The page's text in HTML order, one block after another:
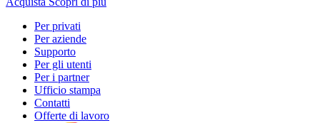
Per privati
Per aziende
Supporto
Per gli utenti
Per i partner
Ufficio stampa
Contatti
Offerte di lavoro